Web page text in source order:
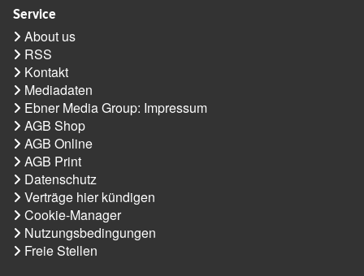
Service
About us
RSS
Kontakt
Mediadaten
Ebner Media Group: Impressum
AGB Shop
AGB Online
AGB Print
Datenschutz
Verträge hier kündigen
Cookie-Manager
Nutzungsbedingungen
Freie Stellen